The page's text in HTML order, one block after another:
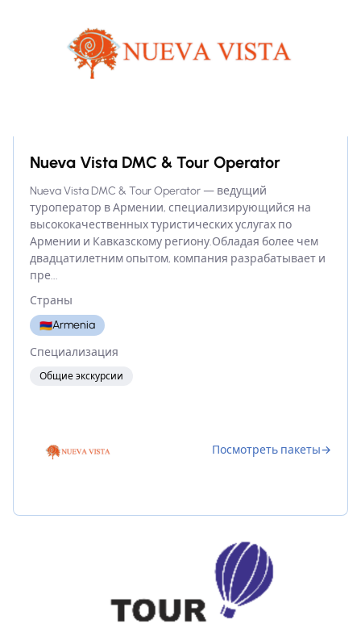
Nueva Vista DMC & Tour Operator
Nueva Vista DMC & Tour Operator — ведущий
туроператор в Армении, специализирующийся на
высококачественных туристических услугах по
Армении и Кавказскому региону.Обладая более чем
двадцатилетним опытом, компания разрабатывает и
пре...
Страны
🇦🇲Armenia
Специализация
Общие экскурсии
Посмотреть пакеты→